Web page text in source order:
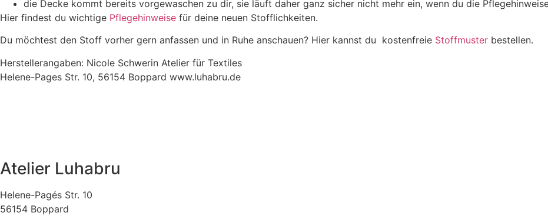
die Decke kommt bereits vorgewaschen zu dir, sie läuft daher ganz sicher nicht mehr ein, wenn du die
Hier findest du wichtige Pflegehinweise für deine neuen Stofflichkeiten.
Du möchtest den Stoff vorher gern anfassen und in Ruhe anschauen? Hier kannst du kostenfreie Stoffmuster bestellen.
Herstellerangaben: Nicole Schwerin Atelier für Textiles
Helene-Pages Str. 10, 56154 Boppard www.luhabru.de
Atelier Luhabru
Helene-Pagés Str. 10
56154 Boppard